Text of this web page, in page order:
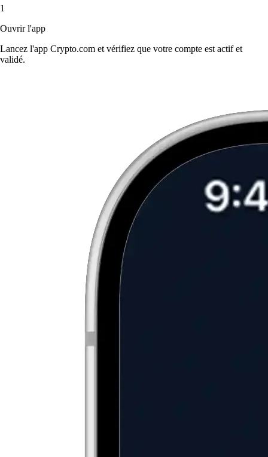
1
Ouvrir l'app
Lancez l'app Crypto.com et vérifiez que votre compte est actif et
validé.